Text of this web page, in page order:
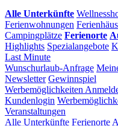
Alle Unterkünfte
Ferienwohnungen
Campingplätze Ferienorte
Highlights Spezialangebote
Last Minute
Wunschurlaub-Anfrage
Newsletter Gewinnspiel
Werbemöglichkeiten
Kundenlogin
Veranstaltungen
Alle Unterkünfte Ferienorte